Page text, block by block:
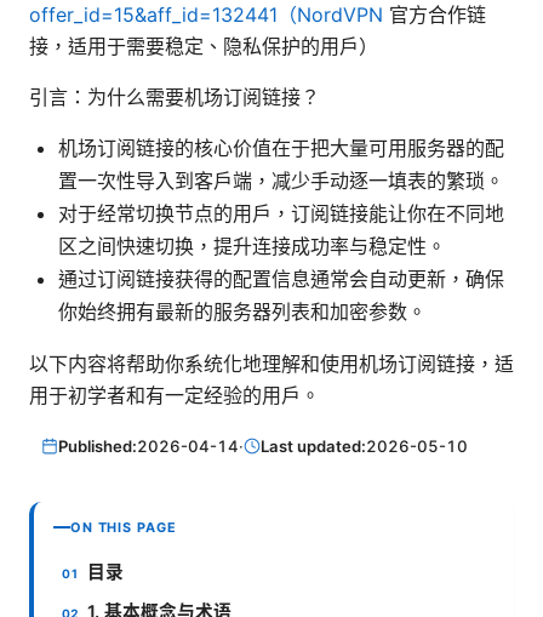
offer_id=15&aff_id=132441（NordVPN 官方合作链
接，适用于需要稳定、隐私保护的用户）
引言：为什么需要机场订阅链接？
机场订阅链接的核心价值在于把大量可用服务器的配
置一次性导入到客户端，减少手动逐一填表的繁琐。
对于经常切换节点的用户，订阅链接能让你在不同地
区之间快速切换，提升连接成功率与稳定性。
通过订阅链接获得的配置信息通常会自动更新，确保
你始终拥有最新的服务器列表和加密参数。
以下内容将帮助你系统化地理解和使用机场订阅链接，适
用于初学者和有一定经验的用户。
Published:2026-04-14· Last updated:2026-05-10
ON THIS PAGE
目录
1. 基本概念与术语